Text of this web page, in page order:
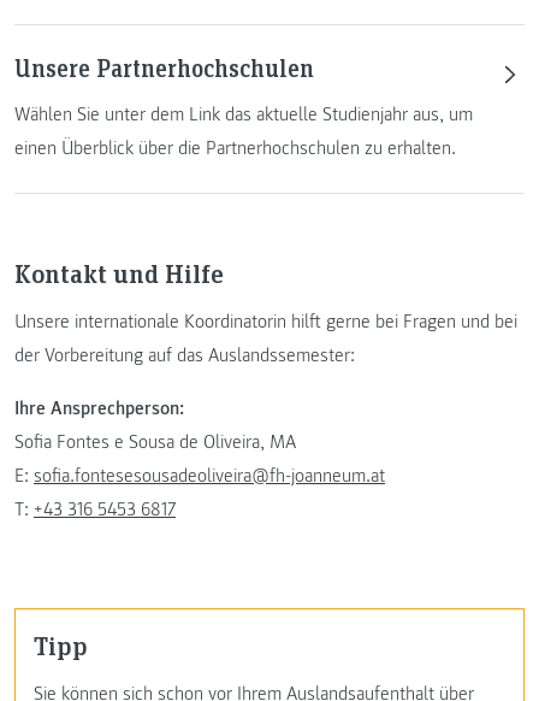
Unsere Partnerhochschulen
Wählen Sie unter dem Link das aktuelle Studienjahr aus, um
einen Überblick über die Partnerhochschulen zu erhalten.
Kontakt und Hilfe
Unsere internationale Koordinatorin hilft gerne bei Fragen und bei
der Vorbereitung auf das Auslandssemester:
Ihre Ansprechperson:
Sofia Fontes e Sousa de Oliveira, MA
E: sofia.fontesesousadeoliveira@fh-joanneum.at
T: +43 316 5453 6817
Tipp
Sie können sich schon vor Ihrem Auslandsaufenthalt über